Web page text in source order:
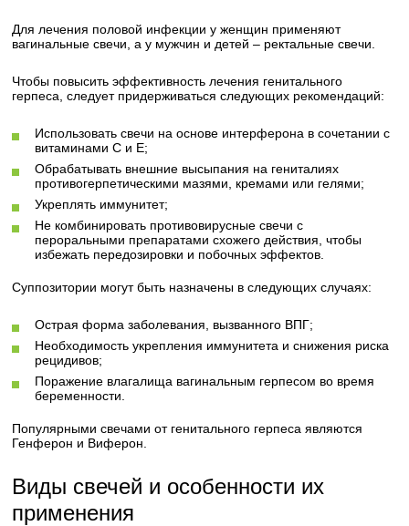
Для лечения половой инфекции у женщин применяют
вагинальные свечи, а у мужчин и детей – ректальные свечи.
Чтобы повысить эффективность лечения генитального
герпеса, следует придерживаться следующих рекомендаций:
Использовать свечи на основе интерферона в сочетании с
витаминами С и Е;
Обрабатывать внешние высыпания на гениталиях
противогерпетическими мазями, кремами или гелями;
Укреплять иммунитет;
Не комбинировать противовирусные свечи с
пероральными препаратами схожего действия, чтобы
избежать передозировки и побочных эффектов.
Суппозитории могут быть назначены в следующих случаях:
Острая форма заболевания, вызванного ВПГ;
Необходимость укрепления иммунитета и снижения риска
рецидивов;
Поражение влагалища вагинальным герпесом во время
беременности.
Популярными свечами от генитального герпеса являются
Генферон и Виферон.
Виды свечей и особенности их
применения